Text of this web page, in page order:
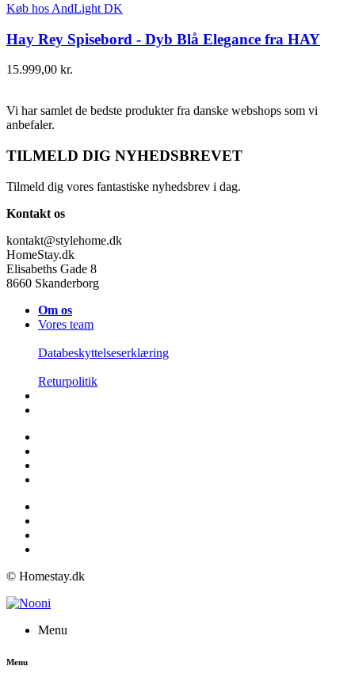
Køb hos AndLight DK
Hay Rey Spisebord - Dyb Blå Elegance fra HAY
15.999,00 kr.
Vi har samlet de bedste produkter fra danske webshops som vi
anbefaler.
TILMELD DIG NYHEDSBREVET
Tilmeld dig vores fantastiske nyhedsbrev i dag.
Kontakt os
kontakt@stylehome.dk
HomeStay.dk
Elisabeths Gade 8
8660 Skanderborg
Om os
Vores team
Databeskyttelseserklæring
Returpolitik
© Homestay.dk
Menu
Menu